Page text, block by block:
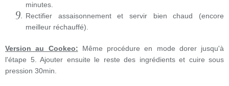
minutes.
Rectifier assaisonnement et servir bien chaud (encore
meilleur réchauffé).
Version au Cookeo: Même procédure en mode dorer jusqu'à
l'étape 5. Ajouter ensuite le reste des ingrédients et cuire sous
pression 30min.